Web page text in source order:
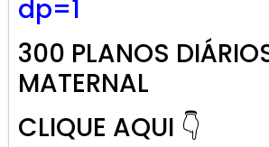
dp=1
300 PLANOS
MATERNAL
CLIQUE AQUI 👇